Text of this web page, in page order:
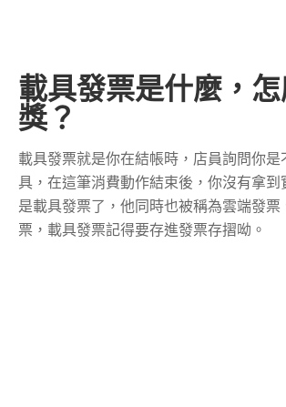
載具發票是什麼，
獎？
載具發票就是你在結帳時，店員詢問你是
具，在這筆消費動作結束後，你沒有拿到
是載具發票了，他同時也被稱為雲端發票
票，載具發票記得要存進發票存摺呦。